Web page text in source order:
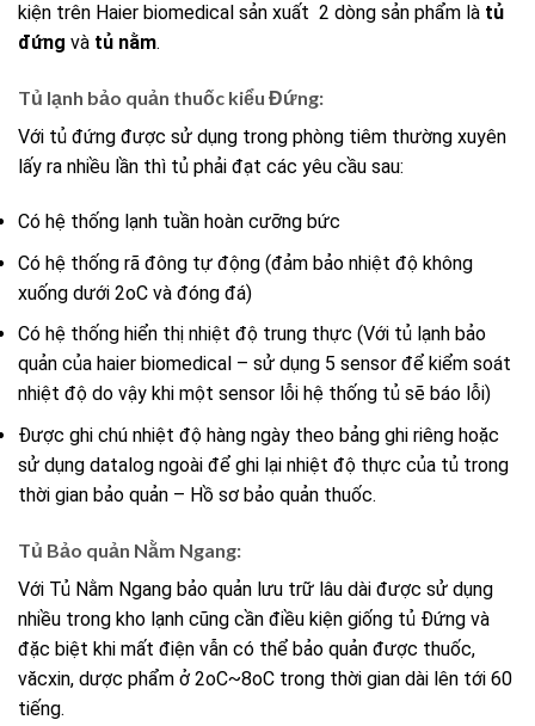
kiện trên Haier biomedical sản xuất 2 dòng sản phẩm là tủ
đứng và tủ nằm.
Tủ lạnh bảo quản thuốc kiểu Đứng:
Với tủ đứng được sử dụng trong phòng tiêm thường xuyên
lấy ra nhiều lần thì tủ phải đạt các yêu cầu sau:
Có hệ thống lạnh tuần hoàn cưỡng bức
Có hệ thống rã đông tự động (đảm bảo nhiệt độ không
xuống dưới 2oC và đóng đá)
Có hệ thống hiển thị nhiệt độ trung thực (Với tủ lạnh bảo
quản của haier biomedical – sử dụng 5 sensor để kiểm soát
nhiệt độ do vậy khi một sensor lỗi hệ thống tủ sẽ báo lỗi)
Được ghi chú nhiệt độ hàng ngày theo bảng ghi riêng hoặc
sử dụng datalog ngoài để ghi lại nhiệt độ thực của tủ trong
thời gian bảo quản – Hồ sơ bảo quản thuốc.
Tủ Bảo quản Nằm Ngang:
Với Tủ Nằm Ngang bảo quản lưu trữ lâu dài được sử dụng
nhiều trong kho lạnh cũng cần điều kiện giống tủ Đứng và
đặc biệt khi mất điện vẫn có thể bảo quản được thuốc,
văcxin, dược phẩm ở 2oC~8oC trong thời gian dài lên tới 60
tiếng.